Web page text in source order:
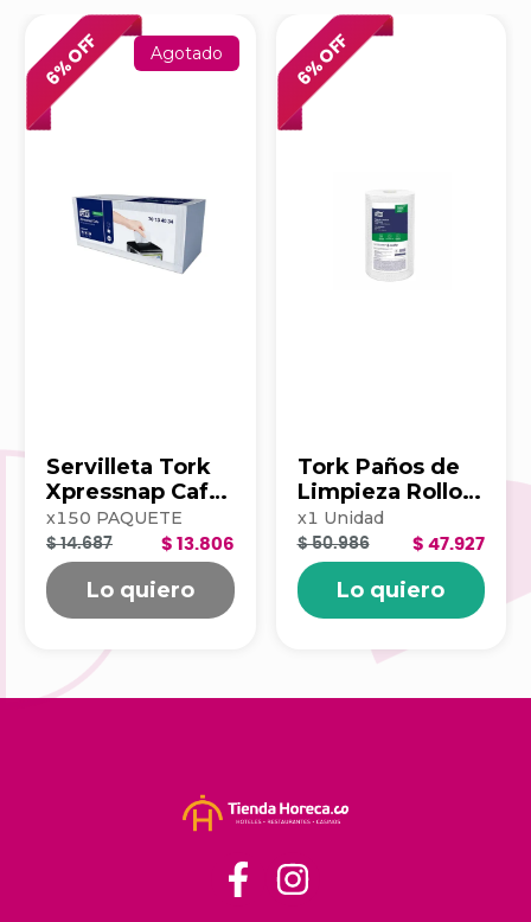
6
% OFF Agotado
Servilleta Tork
Xpressnap Cafe
500hj Blanca
202223
x150 PAQUETE
$ 13.806
$ 14.687
Lo quiero
6
% OFF
Tork Paños de
Limpieza Rollo x
100 203390
x1 Unidad
$ 47.927
$ 50.986
Lo quiero